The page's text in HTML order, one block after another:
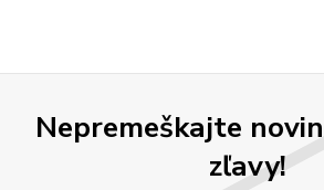
Nepremeškajte
zľavy!